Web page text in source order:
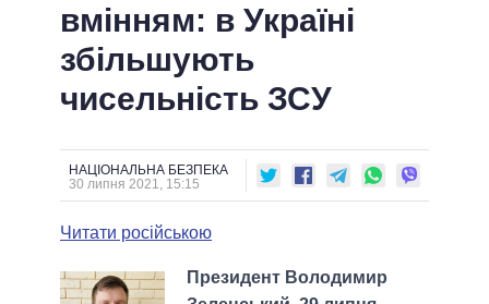
СТАТТІ
ДУМКИ
ОГЛЯДИ
СУСПІЛЬСТВО
ПОЛIТИКИ
УСІ ПОЛІТИКИ
ПРЕЗИДЕНТ І ОФІС
КАБІНЕТ МІНІСТРІВ
ГОЛОВИ ОБЛАДМІНІСТРАЦІЙ
МЕРИ МІСТ
ІНФОГРАФІКА
ВІДЕО
ПІДТРИМАТИ
ПОРІВНЯННЯ ПОЛІТИКІВ
вмінням: в Україні
збільшують
чисельність ЗСУ
НАЦІОНАЛЬНА БЕЗПЕКА
30 липня 2021, 15:15
Читати російською
Президент Володимир